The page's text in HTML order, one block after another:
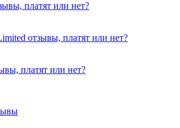
платят или нет?
отзывы, платят или нет?
платят или нет?